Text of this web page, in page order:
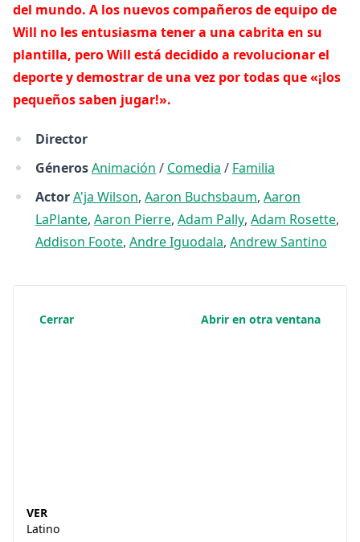
del mundo. A los nuevos compañeros de equipo de
Will no les entusiasma tener a una cabrita en su
plantilla, pero Will está decidido a revolucionar el
deporte y demostrar de una vez por todas que «¡los
pequeños saben jugar!».
Director
GénerosAnimación / Comedia / Familia
ActorA'ja Wilson, Aaron Buchsbaum, Aaron
LaPlante, Aaron Pierre, Adam Pally, Adam Rosette,
Addison Foote, Andre Iguodala, Andrew Santino
Cerrar Abrir en otra ventana
VER
Latino